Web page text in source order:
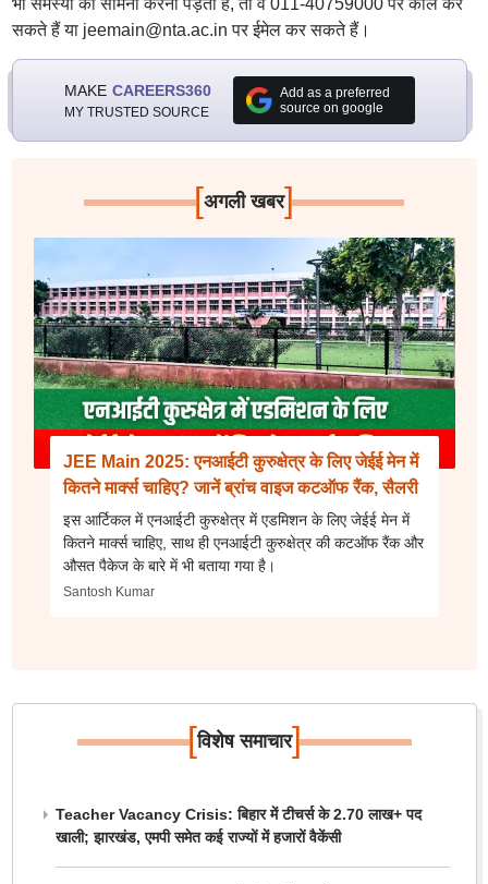
भी समस्या का सामना करना पड़ता है, तो वे 011-40759000 पर कॉल कर
सकते हैं या jeemain@nta.ac.in पर ईमेल कर सकते हैं।
MAKE CAREERS360
MY TRUSTED SOURCE
Add as a preferred
source on google
[अगली खबर]
JEE Main 2025: एनआईटी कुरुक्षेत्र के लिए जेईई मेन में
कितने मार्क्स चाहिए? जानें ब्रांच वाइज कटऑफ रैंक, सैलरी
इस आर्टिकल में एनआईटी कुरुक्षेत्र में एडमिशन के लिए जेईई मेन में
कितने मार्क्स चाहिए, साथ ही एनआईटी कुरुक्षेत्र की कटऑफ रैंक और
औसत पैकेज के बारे में भी बताया गया है।
Santosh Kumar
[विशेष समाचार]
Teacher Vacancy Crisis: बिहार में टीचर्स के 2.70 लाख+ पद
खाली; झारखंड, एमपी समेत कई राज्यों में हजारों वैकेंसी